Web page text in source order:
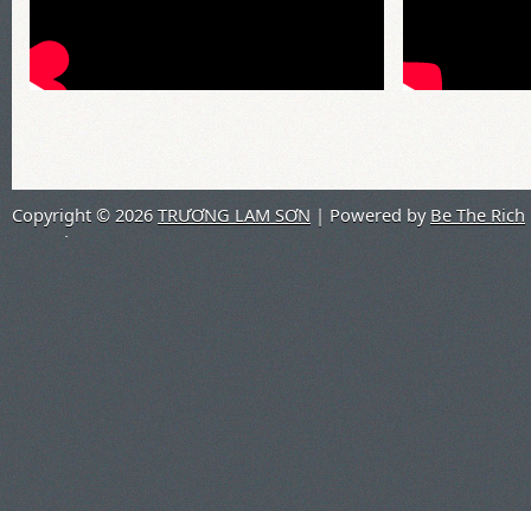
Copyright © 2026 TRƯƠNG LAM SƠN | Powered by Be The Rich
Co.,Ltd